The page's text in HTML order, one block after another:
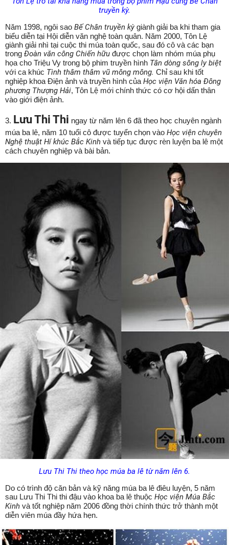
truyền kỳ.
Năm 1998, ngôi sao Bế Chân truyền kỳgiành giải ba khi tham gia
biểu diễn tại Hội diễn văn nghệ toàn quân. Năm 2000, Tôn Lệ
giành giải nhì tại cuộc thi múa toàn quốc, sau đó cô và các bạn
trong Đoàn văn công Chiến hữu được chọn làm nhóm múa phụ
họa cho Triệu Vy trong bộ phim truyền hình Tân dòng sông ly biệt
với ca khúc Tình thâm thâm vũ mông mông. Chỉ sau khi tốt
nghiệp khoa Điện ảnh và truyền hình của Học viện Văn hóa Đông
phương Thượng Hải, Tôn Lệ mới chính thức có cơ hội dấn thân
vào giới điện ảnh.
3. Lưu Thi Thi ngay từ năm lên 6 đã theo học chuyên ngành
múa ba lê, năm 10 tuổi cô được tuyển chọn vào Học viện chuyên
Nghệ thuật Hí khúc Bắc Kinh và tiếp tục được rèn luyện ba lê một
cách chuyên nghiệp và bài bản.
Lưu Thi Thi theo học múa ba lê từ năm lên 6.
Do có trình độ căn bản và kỹ năng múa ba lê điêu luyện, 5 năm
sau Lưu Thi Thi thi đậu vào khoa ba lê thuộc Học viện Múa Bắc
Kinh và tốt nghiệp năm 2006 đồng thời chính thức trở thành một
diễn viên múa đầy hứa hẹn.